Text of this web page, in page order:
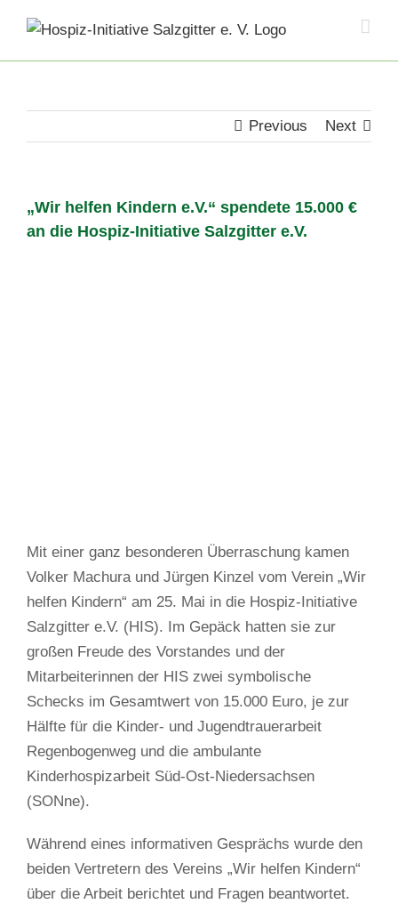
content
Previous Next
„Wir helfen Kindern e.V.“ spendete 15.000 €
an die Hospiz-Initiative Salzgitter e.V.
Mit einer ganz besonderen Überraschung kamen
Volker Machura und Jürgen Kinzel vom Verein „Wir
helfen Kindern“ am 25. Mai in die Hospiz-Initiative
Salzgitter e.V. (HIS). Im Gepäck hatten sie zur
großen Freude des Vorstandes und der
Mitarbeiterinnen der HIS zwei symbolische
Schecks im Gesamtwert von 15.000 Euro, je zur
Hälfte für die Kinder- und Jugendtrauerarbeit
Regenbogenweg und die ambulante
Kinderhospizarbeit Süd-Ost-Niedersachsen
(SONne).
Während eines informativen Gesprächs wurde den
beiden Vertretern des Vereins „Wir helfen Kindern“
über die Arbeit berichtet und Fragen beantwortet.